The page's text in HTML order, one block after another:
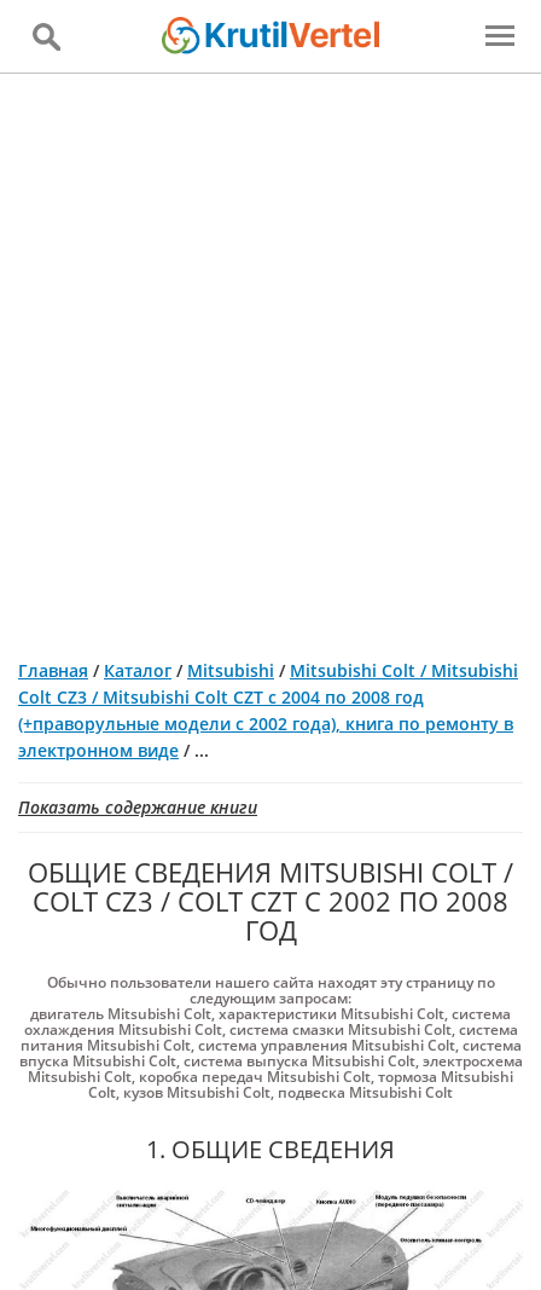
Главная / Каталог / Mitsubishi / Mitsubishi Colt / Mitsubishi
Colt CZ3 / Mitsubishi Colt CZT с 2004 по 2008 год
(+праворульные модели с 2002 года), книга по ремонту в
электронном виде / ...
Показать содержание книги
ОБЩИЕ СВЕДЕНИЯ MITSUBISHI COLT /
COLT CZ3 / COLT CZT С 2002 ПО 2008
ГОД
Обычно пользователи нашего сайта находят эту страницу по
следующим запросам:
двигатель Mitsubishi Colt,характеристики Mitsubishi Colt,система
охлаждения Mitsubishi Colt,система смазки Mitsubishi Colt,система
питания Mitsubishi Colt,система управления Mitsubishi Colt,система
впуска Mitsubishi Colt,система выпуска Mitsubishi Colt,электросхема
Mitsubishi Colt, коробка передач Mitsubishi Colt,тормоза Mitsubishi
Colt, кузов Mitsubishi Colt, подвеска Mitsubishi Colt
1. ОБЩИЕ СВЕДЕНИЯ